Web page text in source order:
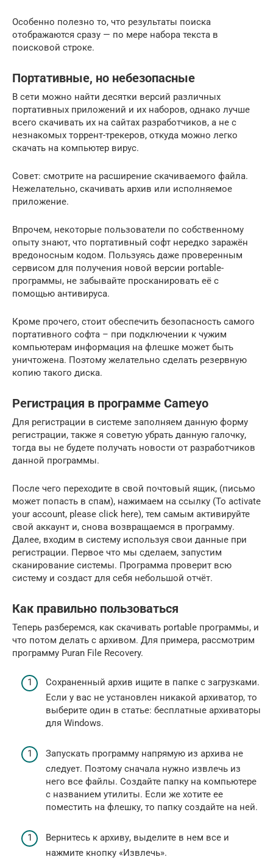
Особенно полезно то, что результаты поиска
отображаются сразу — по мере набора текста в
поисковой строке.
Портативные, но небезопасные
В сети можно найти десятки версий различных
портативных приложений и их наборов, однако лучше
всего скачивать их на сайтах разработчиков, а не с
незнакомых торрент-трекеров, откуда можно легко
скачать на компьютер вирус.
Совет: смотрите на расширение скачиваемого файла.
Нежелательно, скачивать архив или исполняемое
приложение.
Впрочем, некоторые пользователи по собственному
опыту знают, что портативный софт нередко заражён
вредоносным кодом. Пользуясь даже проверенным
сервисом для получения новой версии portable-
программы, не забывайте просканировать её с
помощью антивируса.
Кроме прочего, стоит обеспечить безопасность самого
портативного софта – при подключении к чужим
компьютерам информация на флешке может быть
уничтожена. Поэтому желательно сделать резервную
копию такого диска.
Регистрация в программе Cameyo
Для регистрации в системе заполняем данную форму
регистрации, также я советую убрать данную галочку,
тогда вы не будете получать новости от разработчиков
данной программы.
После чего переходите в свой почтовый ящик, (письмо
может попасть в спам), нажимаем на ссылку (To activate
your account, please click here), тем самым активируйте
свой аккаунт и, снова возвращаемся в программу.
Далее, входим в систему используя свои данные при
регистрации. Первое что мы сделаем, запустим
сканирование системы. Программа проверит всю
систему и создаст для себя небольшой отчёт.
Как правильно пользоваться
Теперь разберемся, как скачивать portable программы, и
что потом делать с архивом. Для примера, рассмотрим
программу Puran File Recovery.
Сохраненный архив ищите в папке с загрузками.
Если у вас не установлен никакой архиватор, то
выберите один в статье: бесплатные архиваторы
для Windows.
Запускать программу напрямую из архива не
следует. Поэтому сначала нужно извлечь из
него все файлы. Создайте папку на компьютере
с названием утилиты. Если же хотите ее
поместить на флешку, то папку создайте на ней.
Вернитесь к архиву, выделите в нем все и
нажмите кнопку «Извлечь».